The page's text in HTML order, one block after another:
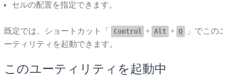
セルの配置を指定できます。
既定では、ショートカット「 Control + Alt + Q
」でこのユ
ーティリティを起動できます。
このユーティリティを起動中